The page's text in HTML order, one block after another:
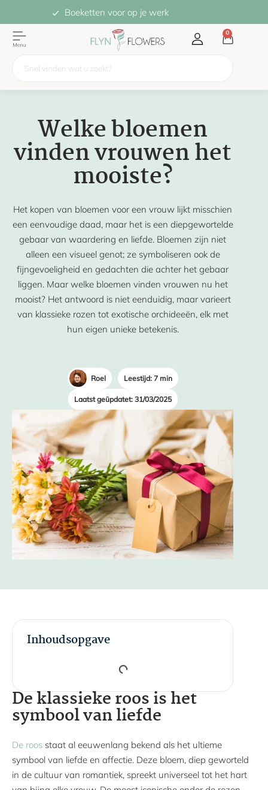
Boeketten voor op je werk
0
Welke bloemen
vinden vrouwen het
mooiste?
Het kopen van bloemen voor een vrouw lijkt misschien
een eenvoudige daad, maar het is een diepgewortelde
gebaar van waardering en liefde. Bloemen zijn niet
alleen een visueel genot; ze symboliseren ook de
fijngevoeligheid en gedachten die achter het gebaar
liggen. Maar welke bloemen vinden vrouwen nu het
mooist? Het antwoord is niet eenduidig, maar varieert
van klassieke rozen tot exotische orchideeën, elk met
hun eigen unieke betekenis.
Roel Leestijd: 7 min
Laatst geüpdatet: 31/03/2025
De klassieke roos is het
symbool van liefde
De roos staat al eeuwenlang bekend als het ultieme
symbool van liefde en affectie. Deze bloem, diep geworteld
in de cultuur van romantiek, spreekt universeel tot het hart
Inhoudsopgave